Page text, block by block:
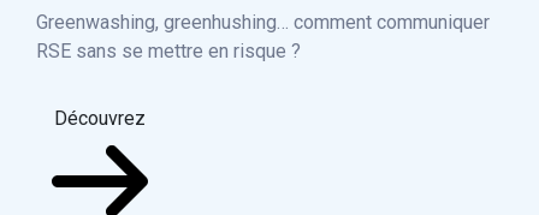
Greenwashing, greenhushing… comment communiquer
RSE sans se mettre en risque ?
Découvrez